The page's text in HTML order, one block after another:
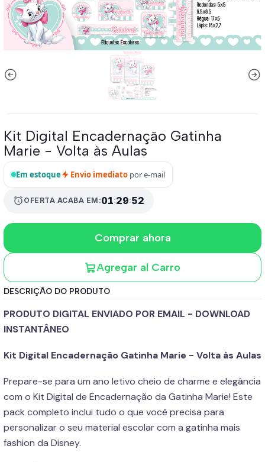
Kit Digital Encadernação Gatinha
Marie - Volta às Aulas
Em estoque Envio imediato por e-mail
alarmOFERTA ACABA EM:01:29:52
Agregar al Carro
Comprar ahora
DESCRIÇÃO DO PRODUTO
PRODUTO DIGITAL ENVIADO POR EMAIL - DOWNLOAD
INSTANTÂNEO
Kit Digital Encadernação Gatinha Marie - Volta às Aulas
Prepare-se para um ano letivo cheio de charme e elegância
com o Kit Digital de Encadernação da Gatinha Marie! Este
pack completo inclui tudo o que você precisa para
personalizar o seu material escolar com a gatinha mais
fashion da Disney.